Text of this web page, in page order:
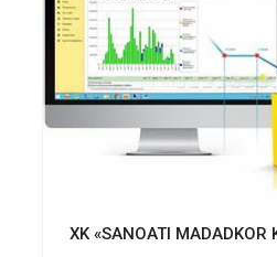
Смотреть
XK «SANOATI MADADKOR